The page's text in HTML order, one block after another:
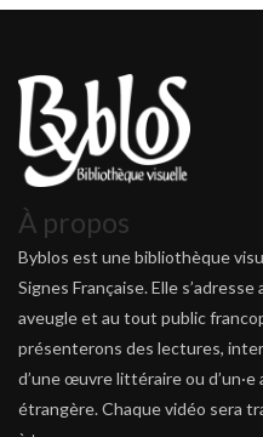
À propos
Byblos est une bibliothèque
Signes Française. Elle
aveugle et au tout public
présenterons des lectures,
d’une œuvre littéraire ou
étrangère. Chaque vidéo sera